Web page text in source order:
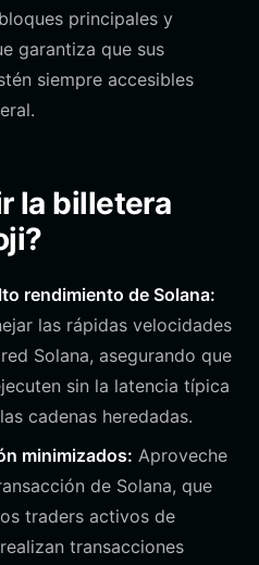
principales y
garantiza que sus
siempre accesibles
la billetera
rendimiento de Solana:
las rápidas velocidades
Solana, asegurando que
sin la latencia típica
cadenas heredadas.
minimizados: Aproveche
de Solana, que
traders activos de
transacciones